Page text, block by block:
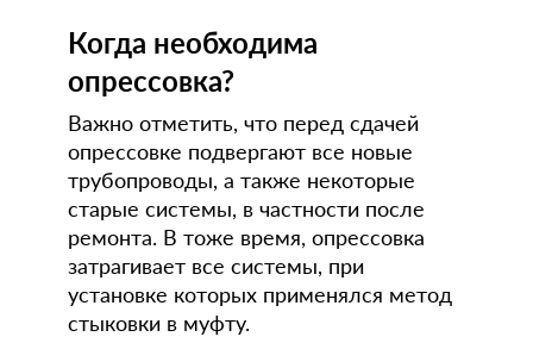
Когда необходима
опрессовка?
Важно отметить, что перед сдачей
опрессовке подвергают все новые
трубопроводы, а также некоторые
старые системы, в частности после
ремонта. В тоже время, опрессовка
затрагивает все системы, при
установке которых применялся метод
стыковки в муфту.